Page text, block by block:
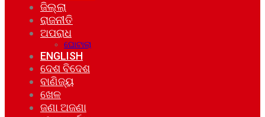
ଜିଲ୍ଲା
ରାଜନୀତି
ଅପରାଧ
ଘୋଟାଲା
ENGLISH
ଦେଶ ବିଦେଶ
ବାଣିଜ୍ୟ
ଖେଳ
ଜଣା ଅଜଣା